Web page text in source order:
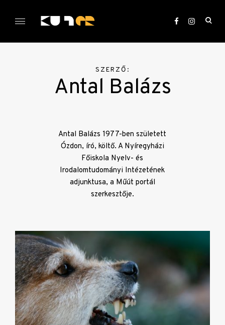
KULTer.hu
SZERZŐ:
Antal Balázs
Antal Balázs 1977-ben született
Ózdon, író, költő. A Nyíregyházi
Főiskola Nyelv- és
Irodalomtudományi Intézetének
adjunktusa, a Műút portál
szerkesztője.